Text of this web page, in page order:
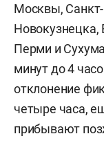
Москвы,
Новокузнецка,
Перми и
минут до 4
отклонение
четыре часа,
прибывают